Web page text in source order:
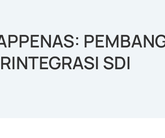
SDI